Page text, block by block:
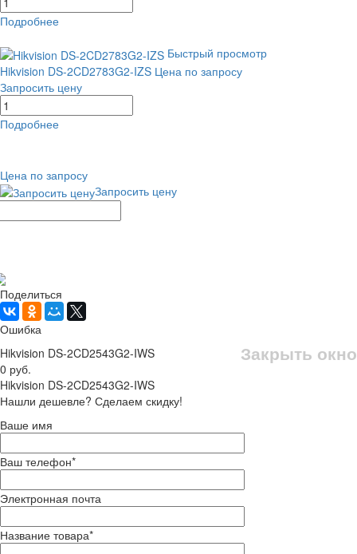
Подробнее
Быстрый просмотр
Hikvision DS-2CD2783G2-IZS Цена по запросу
Запросить цену
Подробнее
Цена по запросу
Запросить цену
Поделиться
Ошибка
Закрыть окно
Hikvision DS-2CD2543G2-IWS
0 руб.
Hikvision DS-2CD2543G2-IWS
Нашли дешевле? Сделаем скидку!
Ваше имя
Ваш телефон*
Электронная почта
Название товара*